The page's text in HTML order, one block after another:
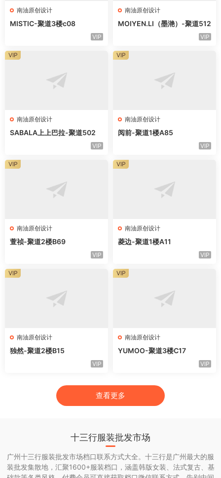
南油原创设计
MISTIC-聚道3楼c08
VIP
南油原创设计
MOIYEN.LI（墨滟）-聚道512
VIP
南油原创设计
SABALA上上巴拉-聚道502
VIP
VIP
南油原创设计
阅前-聚道1楼A85
VIP
VIP
南油原创设计
萱祯-聚道2楼B69
VIP
VIP
南油原创设计
菱边-聚道1楼A11
VIP
VIP
南油原创设计
独然-聚道2楼B15
VIP
VIP
南油原创设计
YUMOO-聚道3楼C17
VIP
VIP
查看更多
十三行服装批发市场
广州十三行服装批发市场档口联系方式大全。十三行是广州最大的服
装批发集散地，汇聚1600+服装档口，涵盖韩版女装、法式复古、基